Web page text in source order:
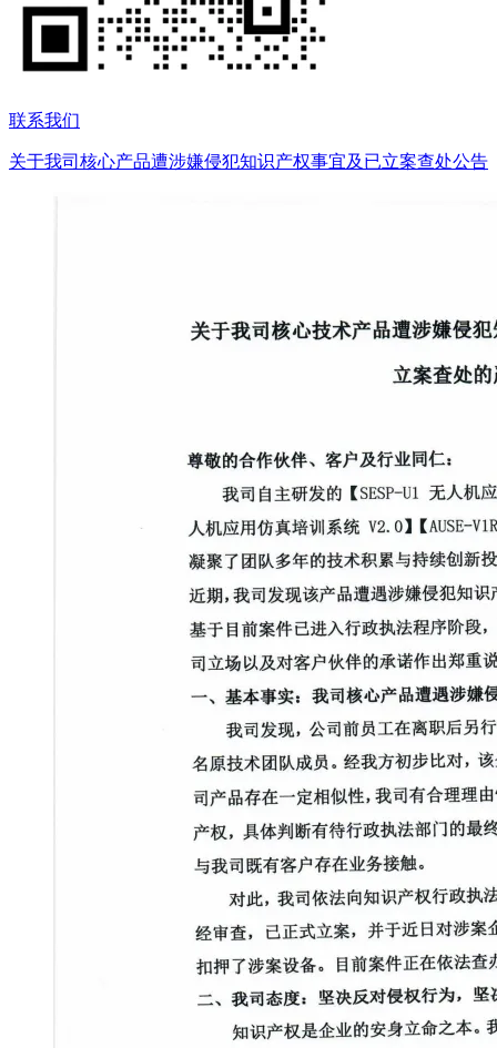
联系我们
关于我司核心产品遭涉嫌侵犯知识产权事宜及已立案查处公告